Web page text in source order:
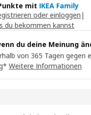
mit IKEA Family
oder einloggen |
du bekommen kannst
du deine Meinung
von 365 Tagen gegen
Weitere Informationen